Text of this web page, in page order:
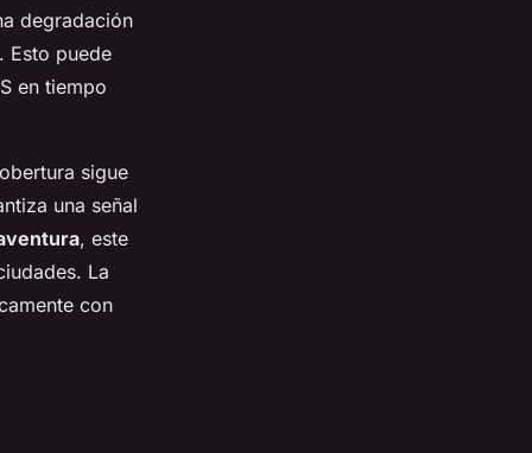
degradación
Esto puede
en tiempo
sigue
una señal
, este
La
con